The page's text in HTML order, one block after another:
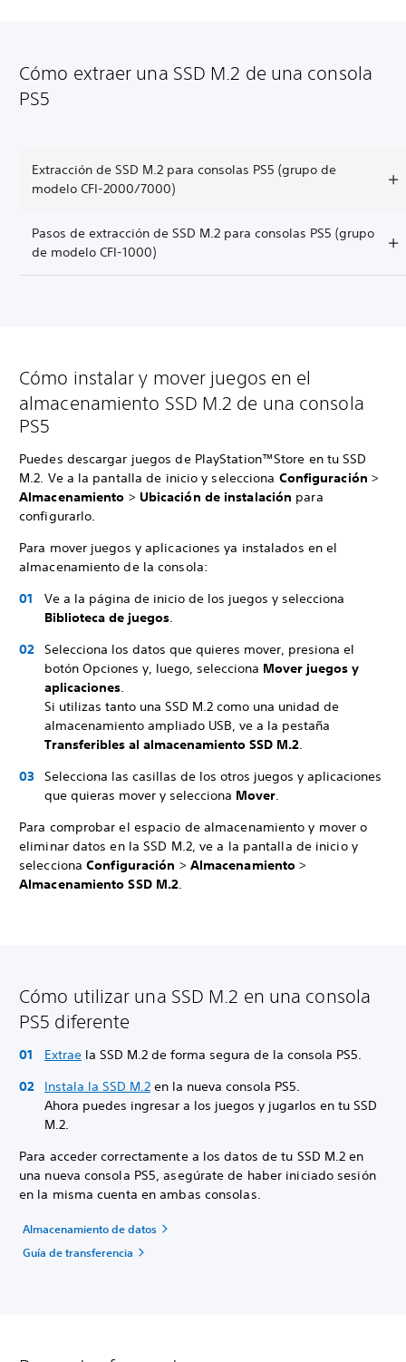
Cómo extraer una SSD M.2 de una consola
PS5
Extracción de SSD M.2 para consolas PS5 (grupo de
modelo CFI-2000/7000)
Pasos de extracción de SSD M.2 para consolas PS5 (grupo
de modelo CFI-1000)
Cómo instalar y mover juegos en el
almacenamiento SSD M.2 de una consola
PS5
Puedes descargar juegos de PlayStation™Store en tu SSD
M.2. Ve a la pantalla de inicio y selecciona Configuración >
Almacenamiento > Ubicación de instalación para
configurarlo.
Para mover juegos y aplicaciones ya instalados en el
almacenamiento de la consola:
Ve a la página de inicio de los juegos y selecciona
Biblioteca de juegos.
Selecciona los datos que quieres mover, presiona el
botón Opciones y, luego, selecciona Mover juegos y
aplicaciones.
Si utilizas tanto una SSD M.2 como una unidad de
almacenamiento ampliado USB, ve a la pestaña
Transferibles al almacenamiento SSD M.2.
Selecciona las casillas de los otros juegos y aplicaciones
que quieras mover y selecciona Mover.
Para comprobar el espacio de almacenamiento y mover o
eliminar datos en la SSD M.2, ve a la pantalla de inicio y
seleccionaConfiguración > Almacenamiento>
Almacenamiento SSD M.2.
Cómo utilizar una SSD M.2 en una consola
PS5 diferente
Extrae la SSD M.2 de forma segura de la consola PS5.
Instala la SSD M.2 en la nueva consola PS5.
Ahora puedes ingresar a los juegos y jugarlos en tu SSD
M.2.
Para acceder correctamente a los datos de tu SSD M.2 en
una nueva consola PS5, asegúrate de haber iniciado sesión
en la misma cuenta en ambas consolas.
Almacenamiento de datos
Guía de transferencia